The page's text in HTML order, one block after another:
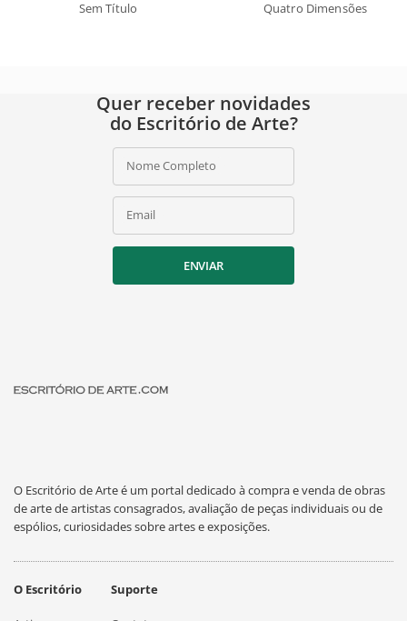
Sem Título
Quatro Dimensões
Quer receber novidades
do Escritório de Arte?
Nome Completo
Email
ENVIAR
O Escritório de Arte é um portal dedicado à compra e venda de obras
de arte de artistas consagrados, avaliação de peças individuais ou de
espólios, curiosidades sobre artes e exposições.
O Escritório Suporte